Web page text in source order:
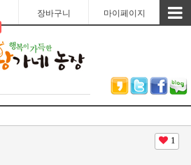
장바구니 마이페이지
1